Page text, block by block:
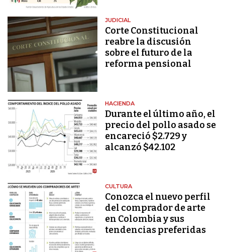
JUDICIAL
Corte Constitucional
reabre la discusión
sobre el futuro de la
reforma pensional
HACIENDA
Durante el último año, el
precio del pollo asado se
encareció $2.729 y
alcanzó $42.102
CULTURA
Conozca el nuevo perfil
del comprador de arte
en Colombia y sus
tendencias preferidas